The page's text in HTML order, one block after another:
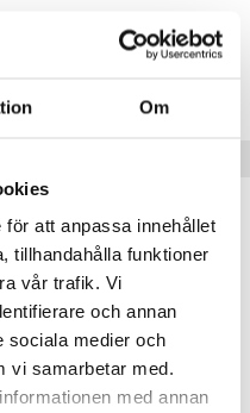
Om
att anpassa innehållet
tillhandahålla funktioner
vår trafik. Vi
och annan
sociala medier och
vi samarbetar med.
med annan